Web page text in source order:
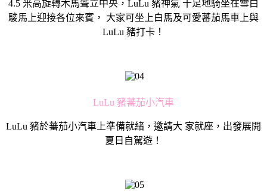
4.5 米高旋轉木馬聳立中央，LuLu 豬神氣 十足地騎坐在雪白
駿馬上迎接各位來賓， 大家可坐上白馬及可愛蕃茄馬車上與
LuLu 豬打卡！
LuLu 豬蕃茄小汽車
LuLu 豬於蕃茄小汽車上準備就緒，邀請大 家就座，出發展開
夏日自駕遊！